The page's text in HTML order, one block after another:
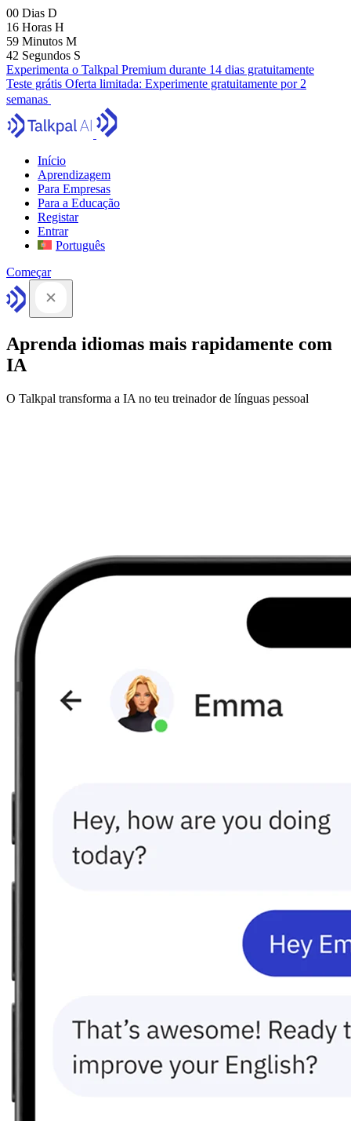
00 Dias D
16 Horas H
59 Minutos M
41 Segundos S
Experimenta o Talkpal Premium durante 14 dias gratuitamente
Teste grátis Oferta limitada: Experimente gratuitamente por 2
semanas
Início
Aprendizagem
Para Empresas
Para a Educação
Registar
Entrar
Português
Começar
Aprenda idiomas mais rapidamente com
IA
O Talkpal transforma a IA no teu treinador de línguas pessoal